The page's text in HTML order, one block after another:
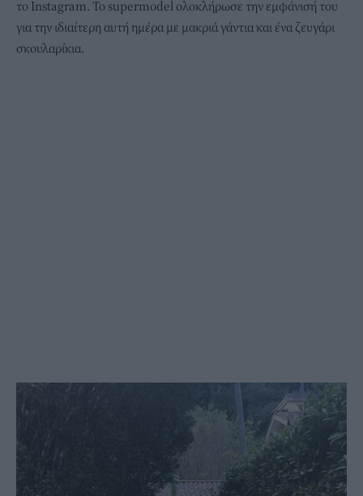
το Instagram. Το supermodel ολοκλήρωσε την εμφάνισή του
για την ιδιαίτερη αυτή ημέρα με μακριά γάντια και ένα ζευγάρι
σκουλαρίκια.